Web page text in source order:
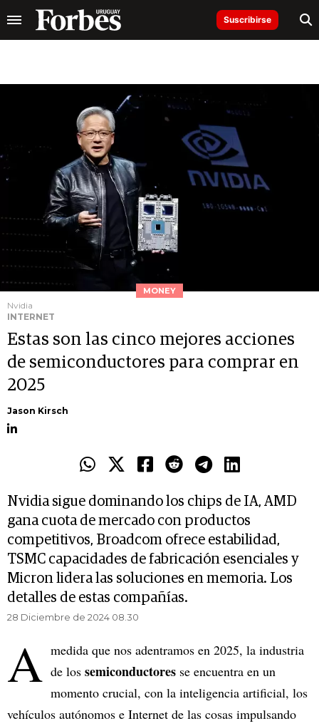
Suscribirse
MONEY
Nvidia
INTERNET
Estas son las cinco mejores acciones
de semiconductores para comprar en
2025
Jason Kirsch
Nvidia sigue dominando los chips de IA, AMD
gana cuota de mercado con productos
competitivos, Broadcom ofrece estabilidad,
TSMC capacidades de fabricación esenciales y
Micron lidera las soluciones en memoria. Los
detalles de estas compañías.
28 Diciembre de 2024 08.30
A medida que nos adentramos en 2025, la industria
de los semiconductores se encuentra en un
momento crucial, con la inteligencia artificial, los
vehículos autónomos e Internet de las cosas impulsando